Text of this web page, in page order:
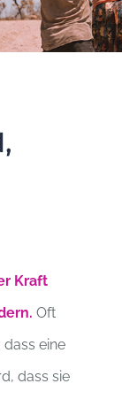
Kraft
Oft
eine
dass sie